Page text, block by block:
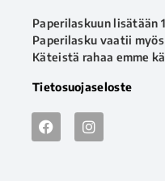
Paperilaskuun lisätään
Paperilasku vaatii
Käteistä rahaa emme
Tietosuojaseloste